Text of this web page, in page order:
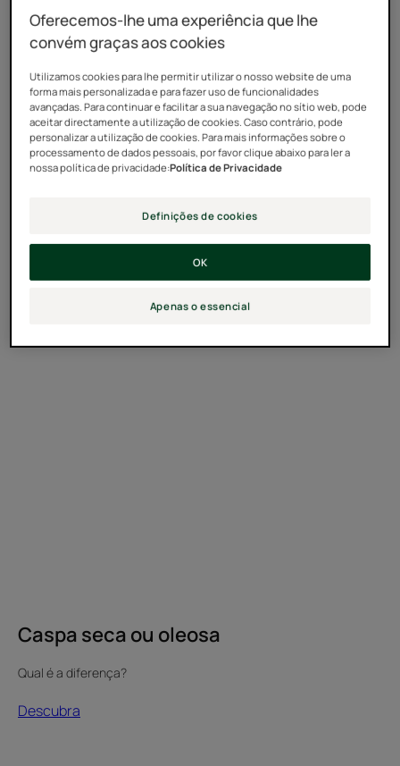
Como posso fazê-lo?
Descubra
Descubra
Caspa
seca
ou
oleosa
Caspa seca ou oleosa
Qual é a diferença?
Descubra
Oferecemos-lhe uma experiência que lhe
convém graças aos cookies
Utilizamos cookies para lhe permitir utilizar o nosso website de uma
forma mais personalizada e para fazer uso de funcionalidades
avançadas. Para continuar e facilitar a sua navegação no sítio web, pode
aceitar directamente a utilização de cookies. Caso contrário, pode
personalizar a utilização de cookies. Para mais informações sobre o
processamento de dados pessoais, por favor clique abaixo para ler a
nossa política de privacidade:Política de Privacidade
Definições de cookies
Apenas o essencial
OK